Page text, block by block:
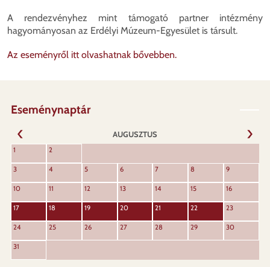
A rendezvényhez mint támogató partner intézmény
hagyományosan az Erdélyi Múzeum-Egyesület is társult.
Az eseményről itt olvashatnak bővebben.
Eseménynaptár
ELŐZŐ
AUGUSZTUS
1 2
3 4 5 6 7 8 9
10 11 12 13 14 15 16
17 18 19 20 21 22 23
24 25 26 27 28 29 30
31